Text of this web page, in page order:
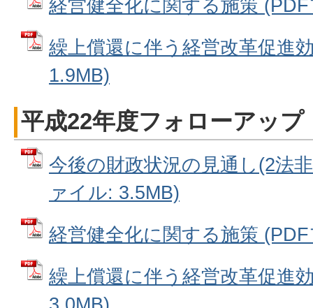
経営健全化に関する施策
繰上償還に伴う経営改革促進
1.9MB)
平成22年度フォローアップ
今後の財政状況の見通し(2法
ァイル: 3.5MB)
経営健全化に関する施策
繰上償還に伴う経営改革促進